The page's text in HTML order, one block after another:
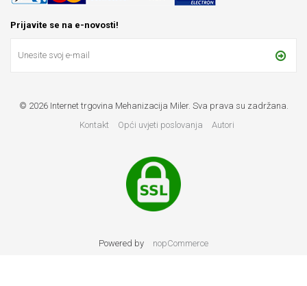
Prijavite se na e-novosti!
© 2026 Internet trgovina Mehanizacija Miler. Sva prava su zadržana.
Kontakt
Opći uvjeti poslovanja Autori
Powered by nopCommerce